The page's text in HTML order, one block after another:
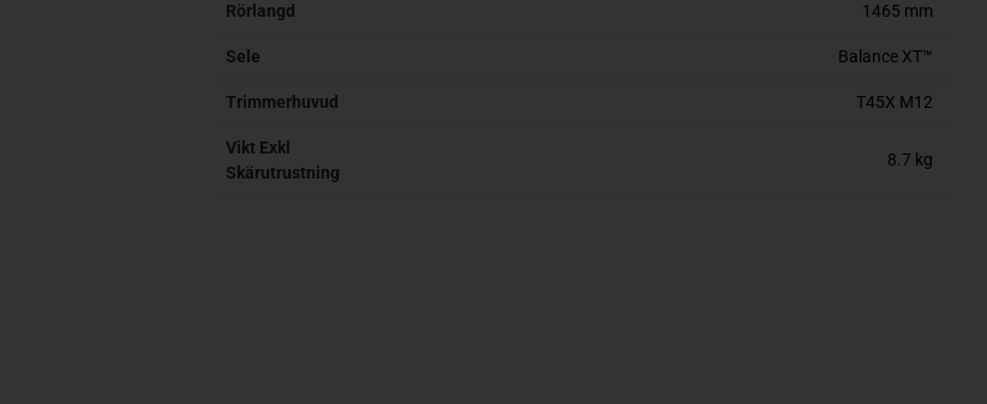
Rörlangd 1465 mm
Sele Balance XT™
Trimmerhuvud T45X M12
Vikt Exkl
Skärutrustning
8.7 kg